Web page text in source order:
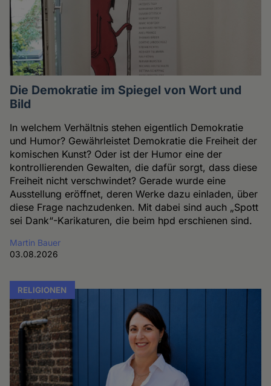
Die Demokratie im Spiegel von Wort und
Bild
In welchem Verhältnis stehen eigentlich Demokratie
und Humor? Gewährleistet Demokratie die Freiheit der
komischen Kunst? Oder ist der Humor eine der
kontrollierenden Gewalten, die dafür sorgt, dass diese
Freiheit nicht verschwindet? Gerade wurde eine
Ausstellung eröffnet, deren Werke dazu einladen, über
diese Frage nachzudenken. Mit dabei sind auch „Spott
sei Dank“-Karikaturen, die beim hpd erschienen sind.
Martin Bauer
03.08.2026
RELIGIONEN